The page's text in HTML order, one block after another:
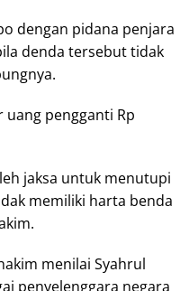
dengan pidana penjara
denda tersebut tidak
uang pengganti Rp
jaksa untuk menutupi
memiliki harta benda
menilai Syahrul
penyelenggara negara